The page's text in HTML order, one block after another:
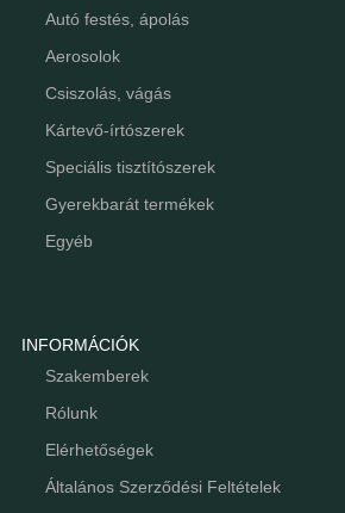
Autó festés, ápolás
Aerosolok
Csiszolás, vágás
Kártevő-írtószerek
Speciális tisztítószerek
Gyerekbarát termékek
Egyéb
INFORMÁCIÓK
Szakemberek
Rólunk
Elérhetőségek
Általános Szerződési Feltételek